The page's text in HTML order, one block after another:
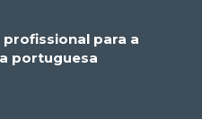
para a
portuguesa